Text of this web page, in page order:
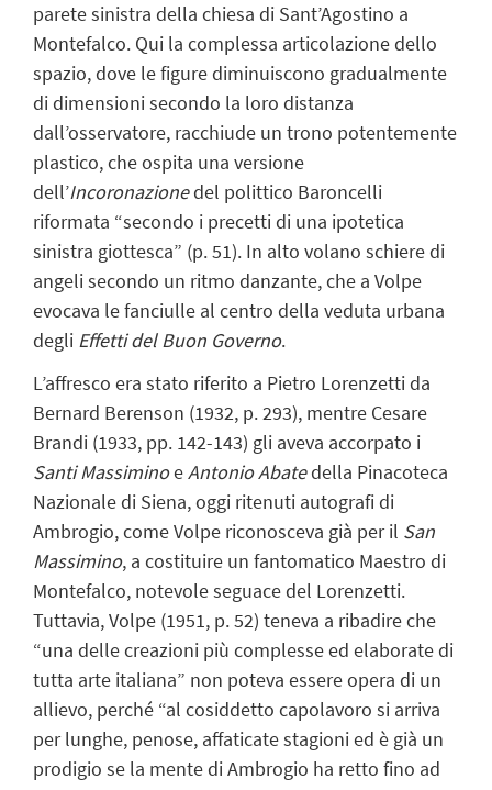
parete sinistra della chiesa di Sant’Agostino a
Montefalco. Qui la complessa articolazione dello
spazio, dove le figure diminuiscono gradualmente
di dimensioni secondo la loro distanza
dall’osservatore, racchiude un trono potentemente
plastico, che ospita una versione
dell’Incoronazionedel polittico Baroncelli
riformata “secondo i precetti di una ipotetica
sinistra giottesca” (p. 51). In alto volano schiere di
angeli secondo un ritmo danzante, che a Volpe
evocava le fanciulle al centro della veduta urbana
degli Effetti del Buon Governo.
L’affresco era stato riferito a Pietro Lorenzetti da
Bernard Berenson (1932, p. 293), mentre Cesare
Brandi (1933, pp. 142-143) gli aveva accorpato i
Santi MassiminoeAntonio Abatedella Pinacoteca
Nazionale di Siena, oggi ritenuti autografi di
Ambrogio, come Volpe riconosceva già per il San
Massimino, a costituire un fantomatico Maestro di
Montefalco, notevole seguace del Lorenzetti.
Tuttavia, Volpe (1951, p. 52) teneva a ribadire che
“una delle creazioni più complesse ed elaborate di
tutta arte italiana” non poteva essere opera di un
allievo, perché “al cosiddetto capolavoro si arriva
per lunghe, penose, affaticate stagioni ed è già un
prodigio se la mente di Ambrogio ha retto fino ad